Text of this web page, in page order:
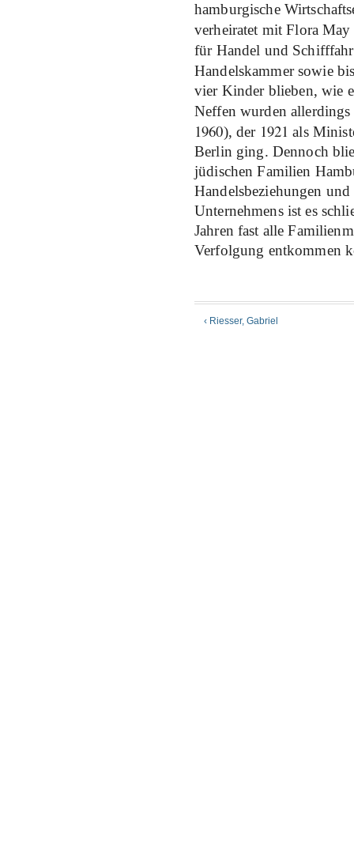
hamburgische
verheiratet mit Flora May
für Handel und
Handelskammer sowie
vier Kinder blieben, wie
Neffen wurden
1960), der 1921 als
Berlin ging. Dennoch
jüdischen Familien
Handelsbeziehungen
Unternehmens ist es
Jahren fast alle
Verfolgung entkommen
‹ Riesser, Gabriel